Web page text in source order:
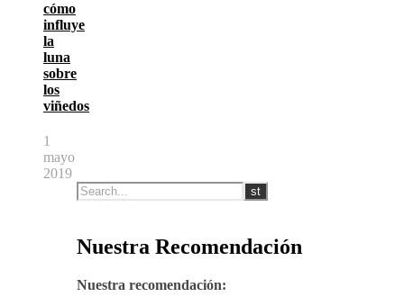
cómo
influye
la
luna
sobre
los
viñedos
1
mayo
2019
Nuestra Recomendación
Nuestra recomendación: